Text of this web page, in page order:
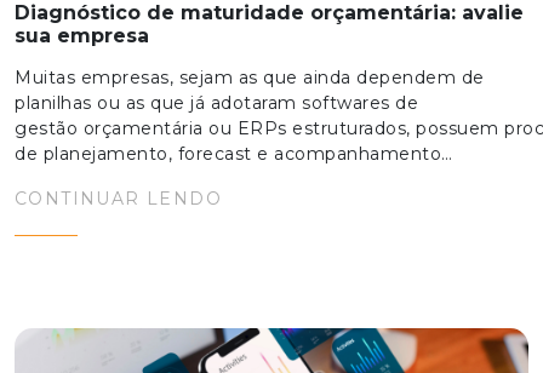
Diagnóstico de maturidade orçamentária: avalie
sua empresa
Muitas empresas, sejam as que ainda dependem de
planilhas ou as que já adotaram softwares de
gestão orçamentária ou ERPs estruturados, possuem
de planejamento, forecast e acompanhamento…
CONTINUAR LENDO